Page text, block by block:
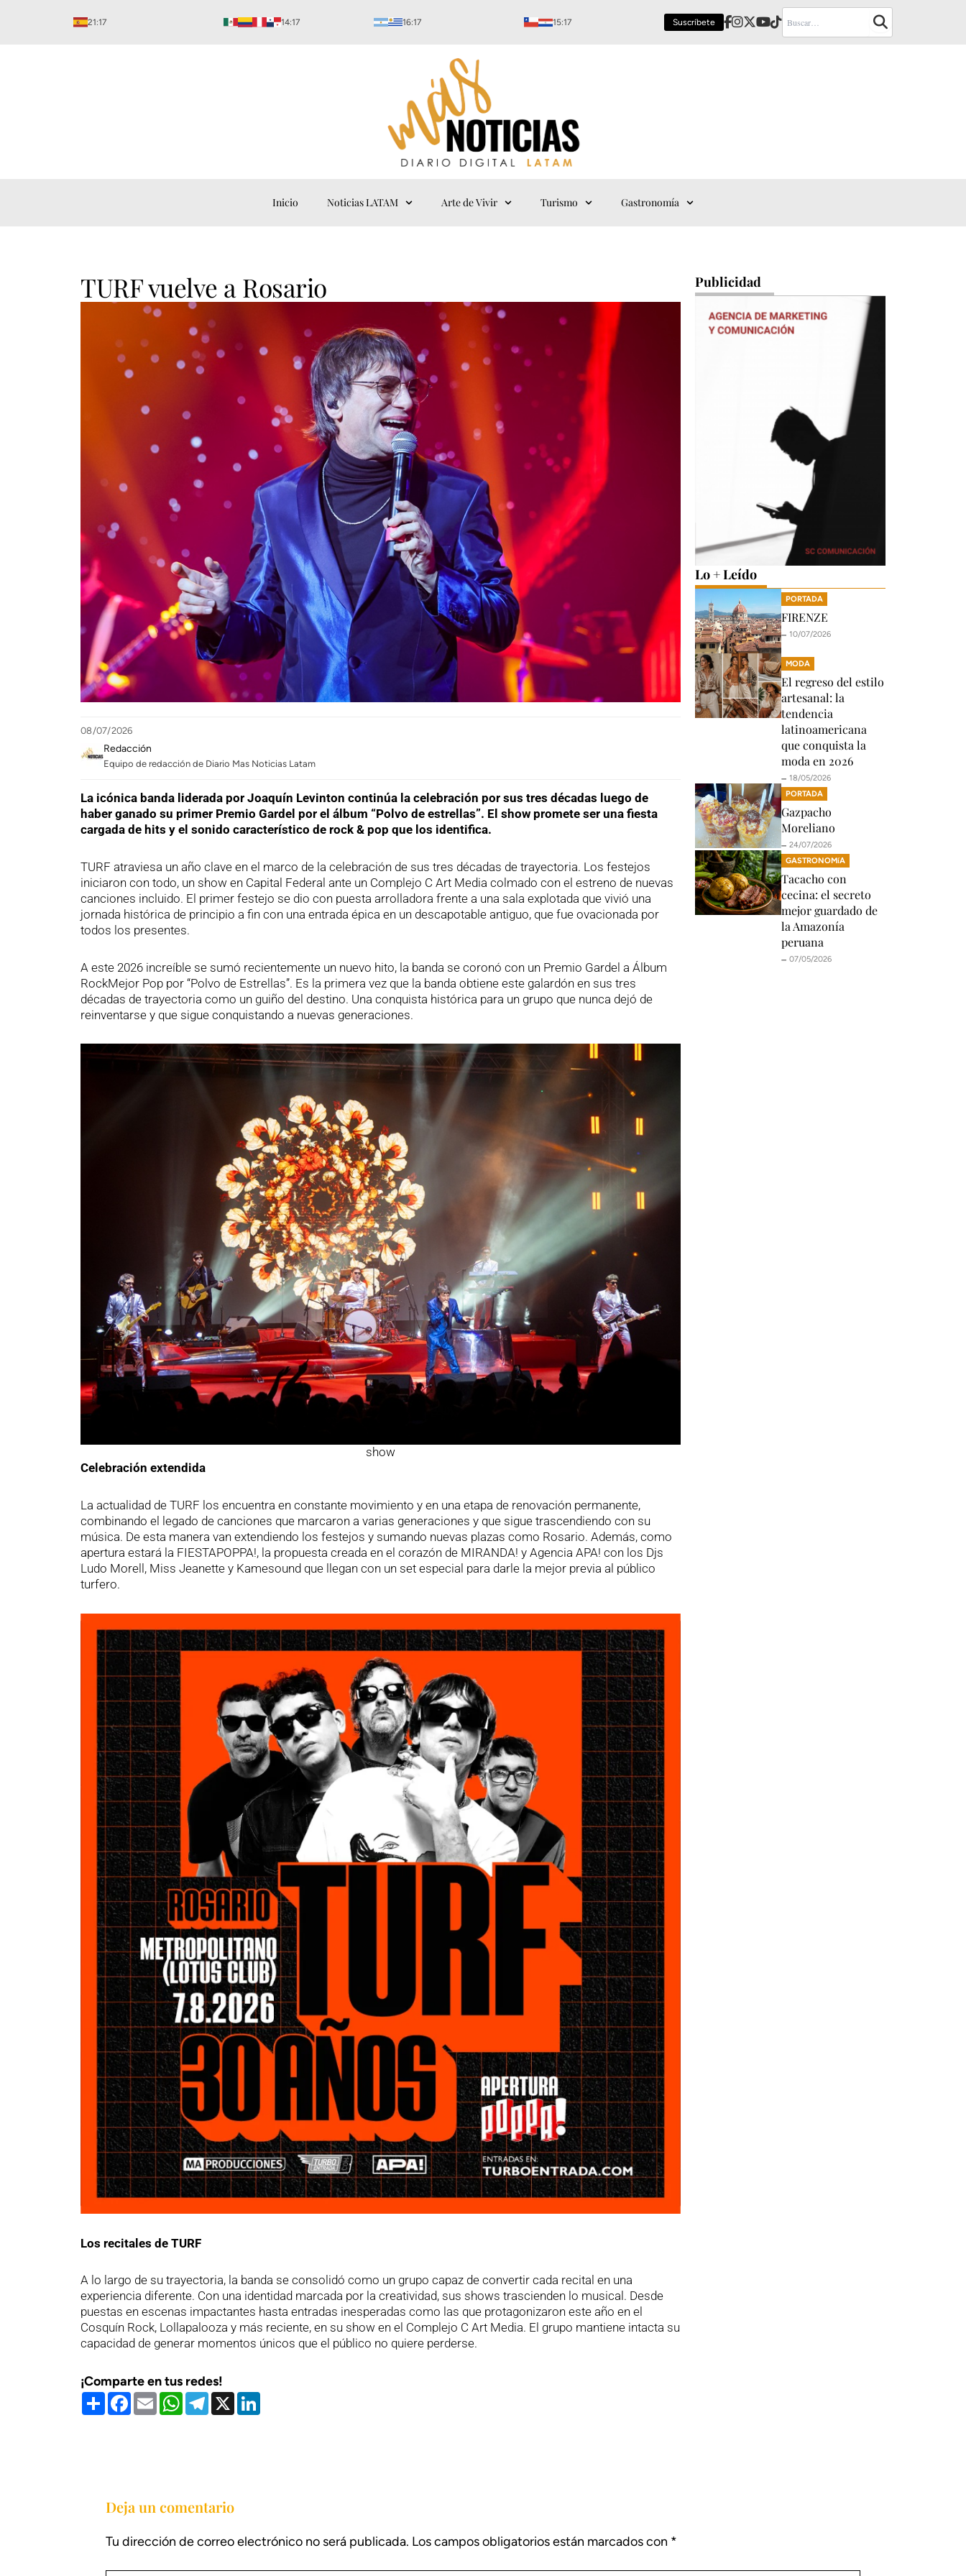
21:17 14:17 16:17 15:17 Suscríbete
Inicio Noticias LATAM Arte de Vivir Turismo Gastronomía
TURF vuelve a Rosario
08/07/2026
Redacción
Equipo de redacción de Diario Mas Noticias Latam
La icónica banda liderada por Joaquín Levinton continúa la celebración por sus tres décadas luego de
haber ganado su primer Premio Gardel por el álbum “Polvo de estrellas”. El show promete ser una fiesta
cargada de hits y el sonido característico de rock & pop que los identifica.
TURF atraviesa un año clave en el marco de la celebración de sus tres décadas de trayectoria. Los festejos
iniciaron con todo, un show en Capital Federal ante un Complejo C Art Media colmado con el estreno de nuevas
canciones incluido. El primer festejo se dio con puesta arrolladora frente a una sala explotada que vivió una
jornada histórica de principio a fin con una entrada épica en un descapotable antiguo, que fue ovacionada por
todos los presentes.
A este 2026 increíble se sumó recientemente un nuevo hito, la banda se coronó con un Premio Gardel a Álbum
RockMejor Pop por “Polvo de Estrellas”. Es la primera vez que la banda obtiene este galardón en sus tres
décadas de trayectoria como un guiño del destino. Una conquista histórica para un grupo que nunca dejó de
reinventarse y que sigue conquistando a nuevas generaciones.
show
Celebración extendida
La actualidad de TURF los encuentra en constante movimiento y en una etapa de renovación permanente,
combinando el legado de canciones que marcaron a varias generaciones y que sigue trascendiendo con su
música. De esta manera van extendiendo los festejos y sumando nuevas plazas como Rosario. Además, como
apertura estará la FIESTAPOPPA!, la propuesta creada en el corazón de MIRANDA! y Agencia APA! con los Djs
Ludo Morell, Miss Jeanette y Kamesound que llegan con un set especial para darle la mejor previa al público
turfero.
Los recitales de TURF
A lo largo de su trayectoria, la banda se consolidó como un grupo capaz de convertir cada recital en una
experiencia diferente. Con una identidad marcada por la creatividad, sus shows trascienden lo musical. Desde
puestas en escenas impactantes hasta entradas inesperadas como las que protagonizaron este año en el
Cosquín Rock, Lollapalooza y más reciente, en su show en el Complejo C Art Media. El grupo mantiene intacta su
capacidad de generar momentos únicos que el público no quiere perderse.
¡Comparte en tus redes!
Compartir
Facebook
EmailWhatsApp
Telegram
X
Publicidad
Lo + Leído
PORTADA
FIRENZE
🗕️ 10/07/2026
MODA
El regreso del estilo
artesanal: la
tendencia
latinoamericana
que conquista la
moda en 2026
🗕️ 18/05/2026
PORTADA
Gazpacho
Moreliano
🗕️ 24/07/2026
GASTRONOMíA
Tacacho con
cecina: el secreto
mejor guardado de
la Amazonía
peruana
🗕️ 07/05/2026
Deja un comentario
Tu dirección de correo electrónico no será publicada. Los campos obligatorios están marcados con *